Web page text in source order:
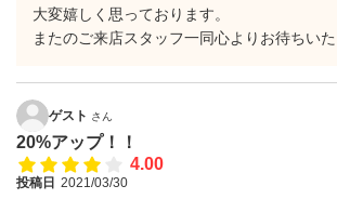
大変嬉しく思っております。
またのご来店スタッフ一同心よりお待ちいた
ゲスト さん
20%アップ！！
4.00
投稿日 2021/03/30